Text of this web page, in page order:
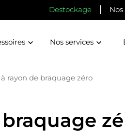
Destockage
Nos services
rayon de braquage zéro